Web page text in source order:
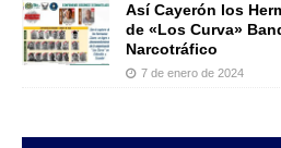
Así Cayerón los
de «Los Curva»
Narcotráfico
7 de enero de 2024